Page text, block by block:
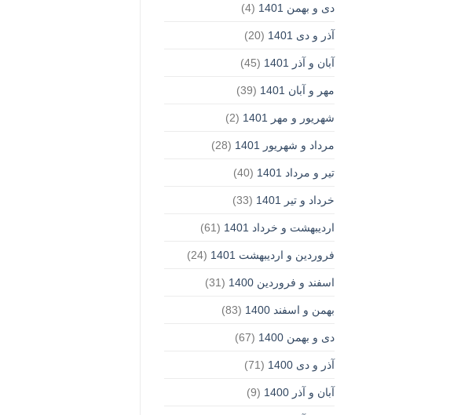
دی و بهمن 1401 (4)
آذر و دی 1401 (20)
آبان و آذر 1401 (45)
مهر و آبان 1401 (39)
شهریور و مهر 1401 (2)
مرداد و شهریور 1401 (28)
تیر و مرداد 1401 (40)
خرداد و تیر 1401 (33)
اردیبهشت و خرداد 1401 (61)
فروردین و اردیبهشت 1401 (24)
اسفند و فروردین 1400 (31)
بهمن و اسفند 1400 (83)
دی و بهمن 1400 (67)
آذر و دی 1400 (71)
آبان و آذر 1400 (9)